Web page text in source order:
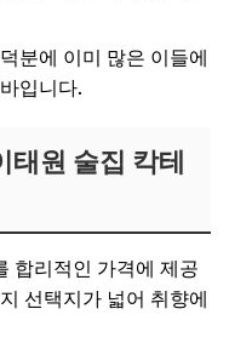
분에 이미 많은 이들에
입니다.
원 술집 칵테
합리적인 가격에 제공
선택지가 넓어 취향에